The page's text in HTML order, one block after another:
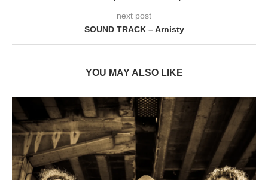
next post
SOUND TRACK – Arnisty
YOU MAY ALSO LIKE